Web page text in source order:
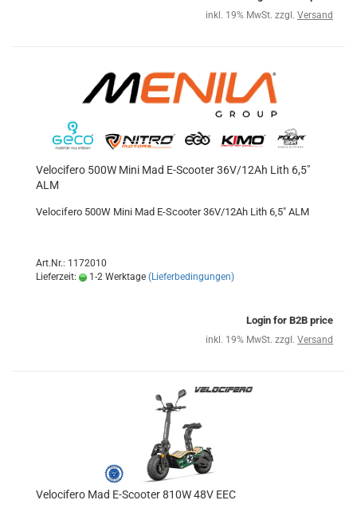
inkl. 19% MwSt. zzgl. Versand
Velocifero 500W Mini Mad E-Scooter 36V/12Ah Lith 6,5"
ALM
Velocifero 500W Mini Mad E-Scooter 36V/12Ah Lith 6,5" ALM
Art.Nr.: 1172010
Lieferzeit:
1-2 Werktage (Lieferbedingungen)
Login for B2B price
inkl. 19% MwSt. zzgl. Versand
Velocifero Mad E-Scooter 810W 48V EEC